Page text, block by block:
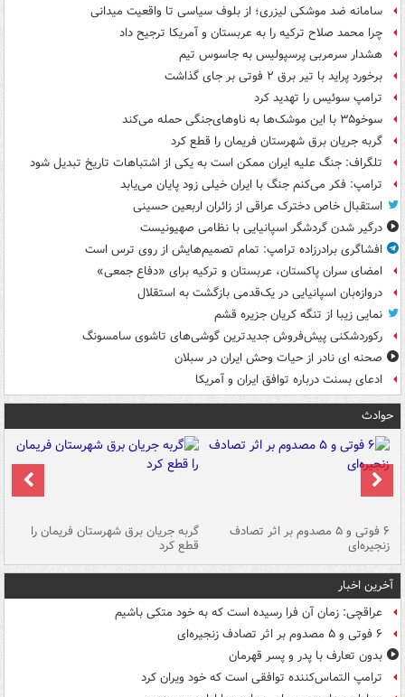
سامانه ضد موشکی لیزری؛ از بلوف سیاسی تا واقعیت میدانی
چرا محمد صلاح ترکیه را به عربستان و آمریکا ترجیح داد
هشدار سرمربی پرسپولیس به جاسوس تیم
برخورد پراید با تیر برق ۲ فوتی بر جای گذاشت
ترامپ سوئیس را تهدید کرد
سوخو۳۵ با این موشک‌ها به ناوهای‌جنگی حمله می‌کند
گربه جریان برق شهرستان فریمان را قطع کرد
تلگراف: جنگ علیه ایران ممکن است به یکی از اشتباهات تاریخ تبدیل شود
ترامپ: فکر می‌کنم جنگ با ایران خیلی زود پایان می‌یابد
استقبال خاص دخترک عراقی از زائران اربعین حسینی
درگیر شدن گردشگر اسپانیایی با نظامی صهیونیست
افشاگری برادرزاده ترامپ: تمام تصمیم‌هایش از روی ترس است
امضای سران پاکستان، عربستان و ترکیه برای «دفاع جمعی»
دروازه‌بان اسپانیایی در یک‌قدمی بازگشت به استقلال
نمایی زیبا از تنگه کریان جزیره قشم
رکوردشکنی پیش‌فروش جدیدترین گوشی‌های تاشوی سامسونگ
صحنه ای نادر از حیات وحش ایران در سبلان
ادعای بسنت درباره توافق ایران و آمریکا
حوادث
۶ فوتی و ۵ مصدوم بر اثر تصادف
زنجیره‌ای
گربه جریان برق شهرستان فریمان را
قطع کرد
آخرین اخبار
عراقچی: زمان آن فرا رسیده است که به خود متکی باشیم
۶ فوتی و ۵ مصدوم بر اثر تصادف زنجیره‌ای
بدون تعارف با پدر و پسر قهرمان
ترامپ التماس‌کننده توافقی است که خود ویران کرد